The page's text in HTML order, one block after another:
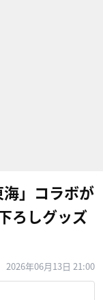
」コラボが
ろしグッズ
2026年06月13日 21:00